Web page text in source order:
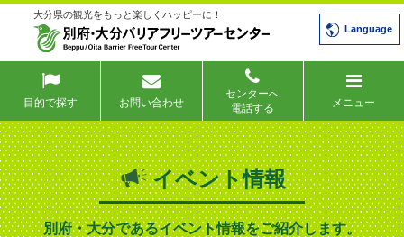
大分県の観光をもっと楽しくハッピーに！
Language
目的で探す お問い合わせ
センターへ
電話する
メニュー
イベント情報
別府・大分であるイベント情報をご紹介します。